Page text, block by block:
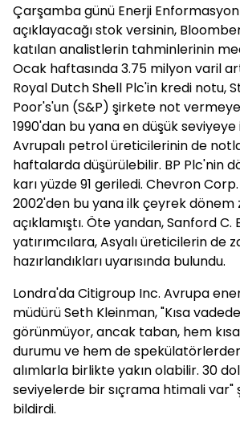
Çarşamba günü Enerji
açıklayacağı stok versinin,
katılan analistlerin tahminlerinin
Ocak haftasında 3.75 milyon varil
Royal Dutch Shell Plc'in kredi notu,
Poor's'un (S&P) şirkete not vermeye
1990'dan bu yana en düşük
Avrupalı petrol üreticilerinin de
haftalarda düşürülebilir. BP Plc'nin
karı yüzde 91 geriledi. Chevron
2002'den bu yana ilk çeyrek dönem
açıklamıştı. Öte yandan, Sanford C.
yatırımcılara, Asyalı üreticilerin de
hazırlandıkları uyarısında bulundu.
Londra'da Citigroup Inc. Avrupa
müdürü Seth Kleinman, "Kısa
görünmüyor, ancak taban, hem
durumu ve hem de
alımlarla birlikte yakın olabilir. 30
seviyelerde bir sıçrama htimali var"
bildirdi.